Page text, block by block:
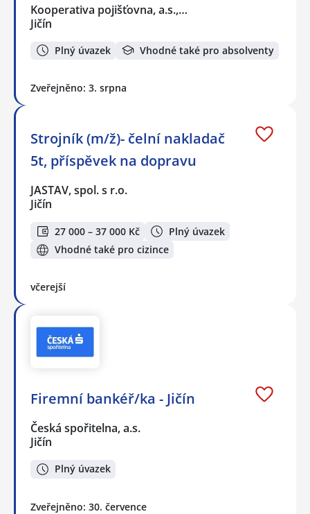
Kooperativa pojišťovna, a.s.,…
Jičín
Plný úvazek Vhodné také pro absolventy
Zveřejněno: 3. srpna
Strojník (m/ž)- čelní nakladač
5t, příspěvek na dopravu
JASTAV, spol. s r.o.
Jičín
27 000 – 37 000 Kč
Plný úvazek
Vhodné také pro cizince
včerejší
Firemní bankéř/ka - Jičín
Česká spořitelna, a.s.
Jičín
Plný úvazek
Zveřejněno: 30. července